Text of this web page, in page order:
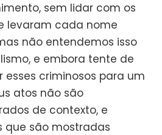
sem lidar com os
levaram cada nome
não entendemos isso
e embora tente de
criminosos para um
atos não são
de contexto, e
que são mostradas